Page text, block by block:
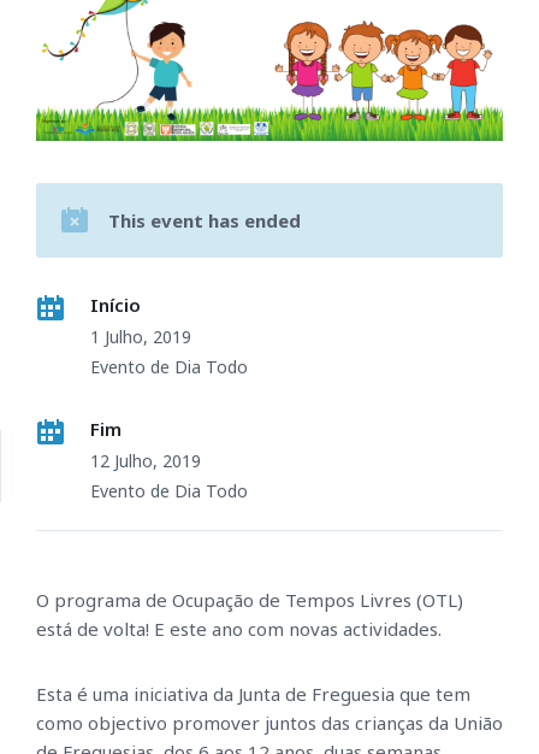
This event has ended
Início
1 Julho, 2019
Evento de Dia Todo
Fim
12 Julho, 2019
Evento de Dia Todo
O programa de Ocupação de Tempos Livres (OTL)
está de volta! E este ano com novas actividades.
Esta é uma iniciativa da Junta de Freguesia que tem
como objectivo promover juntos das crianças da União